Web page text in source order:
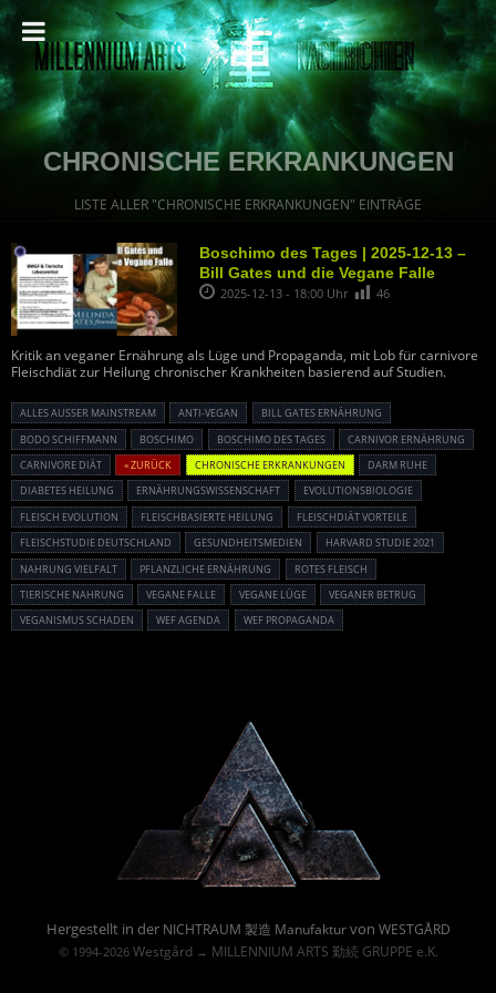
CHRONISCHE ERKRANKUNGEN
LISTE ALLER "CHRONISCHE ERKRANKUNGEN" EINTRÄGE
Boschimo des Tages | 2025-12-13 –
Bill Gates und die Vegane Falle
2025-12-13 - 18:00 Uhr 46
Kritik an veganer Ernährung als Lüge und Propaganda, mit Lob für carnivore
Fleischdiät zur Heilung chronischer Krankheiten basierend auf Studien.
ALLES AUSSER MAINSTREAM ANTI-VEGAN
BILL GATES ERNÄHRUNG
BODO SCHIFFMANN
BOSCHIMO BOSCHIMO DES TAGES
CARNIVOR ERNÄHRUNG
CARNIVORE DIÄT
« ZURÜCK CHRONISCHE ERKRANKUNGEN
DARM RUHE
DIABETES HEILUNG
ERNÄHRUNGSWISSENSCHAFT
EVOLUTIONSBIOLOGIE
FLEISCH EVOLUTION
FLEISCHBASIERTE HEILUNG
FLEISCHDIÄT VORTEILE
FLEISCHSTUDIE DEUTSCHLAND
GESUNDHEITSMEDIEN
HARVARD STUDIE 2021
NAHRUNG VIELFALT
PFLANZLICHE ERNÄHRUNG
ROTES FLEISCH
TIERISCHE NAHRUNG
VEGANE FALLE VEGANE LÜGE
VEGANER BETRUG
VEGANISMUS SCHADEN
WEF AGENDA WEF PROPAGANDA
Hergestellt in der NICHTRAUM 製造 Manufakturvon WESTGÅRD
© 1994-2026 Westgård→ MILLENNIUM ARTS 勤続 GRUPPE e.K.
Powered By :